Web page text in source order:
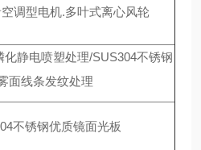
调型电机.多叶式离心风轮
化静电喷塑处理/SUS304不锈钢
面线条发纹处理
不锈钢优质镜面光板